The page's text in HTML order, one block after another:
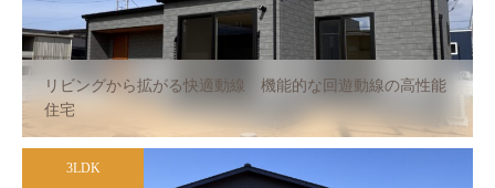
リビングから拡がる快適動線 機能的な回遊動線の高性能
住宅
3LDK